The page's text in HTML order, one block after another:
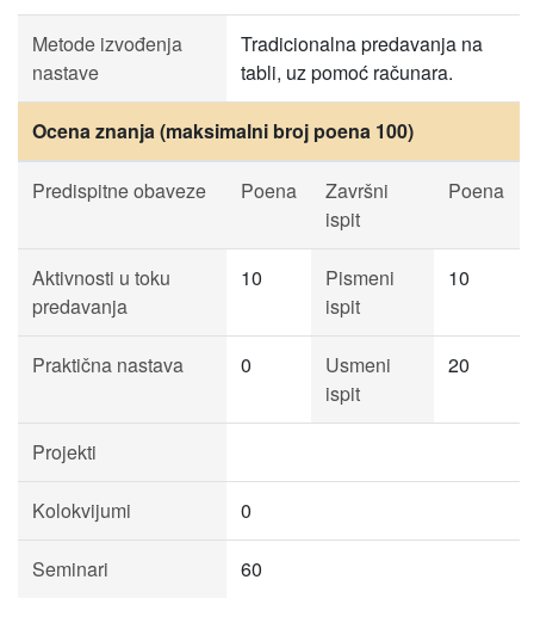
Metode izvođenja
nastave
Tradicionalna predavanja na
tabli, uz pomoć računara.
Ocena znanja (maksimalni broj poena 100)
Predispitne obaveze Poena
Završni
ispit
Poena
Aktivnosti u toku
predavanja
10
Pismeni
ispit
10
Praktična nastava 0
Usmeni
ispit
20
Projekti
Kolokvijumi 0
Seminari 60